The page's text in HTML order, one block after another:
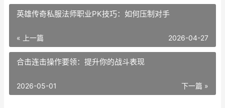
英雄传奇私服法师职业PK技巧：如何压制对手
« 上一篇 2026-04-27
合击连击操作要领：提升你的战斗表现
下一篇 »
2026-05-01